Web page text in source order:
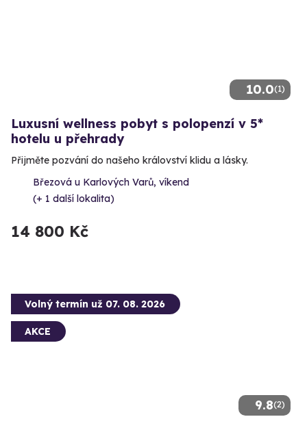
10.0(1)
Luxusní wellness pobyt s polopenzí v 5*
hotelu u přehrady
Přijměte pozvání do našeho království klidu a lásky.
Březová u Karlových Varů, víkend
(+ 1 další lokalita)
14 800 Kč
9.8(2)
Volný termín už 07. 08. 2026
AKCE